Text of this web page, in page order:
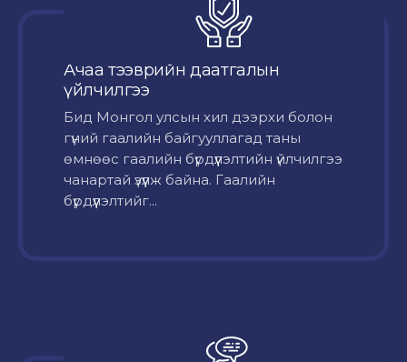
Ачаа тээврийн даатгалын
үйлчилгээ
Бид Монгол улсын хил дээрхи болон
гүний гаалийн байгууллагад таны
өмнөөс гаалийн бүрдүүлэлтийн үйлчилгээ
чанартай үзүүлж байна. Гаалийн
бүрдүүлэлтийг...